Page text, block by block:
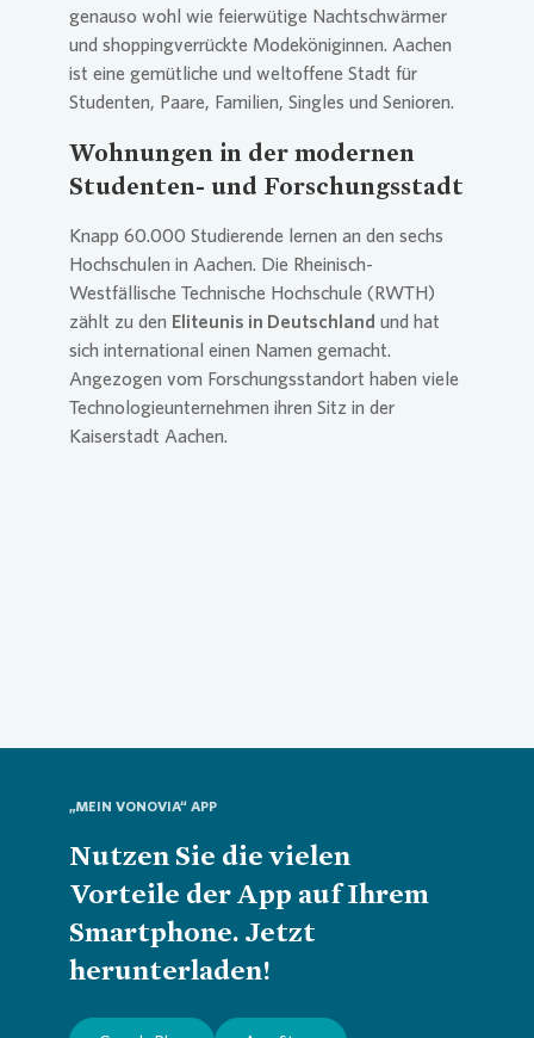
genauso wohl wie feierwütige Nachtschwärmer
und shoppingverrückte Modeköniginnen. Aachen
ist eine gemütliche und weltoffene Stadt für
Studenten, Paare, Familien, Singles und Senioren.
Wohnungen in der modernen
Studenten- und Forschungsstadt
Knapp 60.000 Studierende lernen an den sechs
Hochschulen in Aachen. Die Rheinisch-
Westfällische Technische Hochschule (RWTH)
zählt zu den Eliteunis in Deutschland und hat
sich international einen Namen gemacht.
Angezogen vom Forschungsstandort haben viele
Technologieunternehmen ihren Sitz in der
Kaiserstadt Aachen.
„MEIN VONOVIA“ APP
Nutzen Sie die vielen
Vorteile der App auf Ihrem
Smartphone. Jetzt
herunterladen!